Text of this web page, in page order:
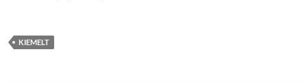
KIEMELT